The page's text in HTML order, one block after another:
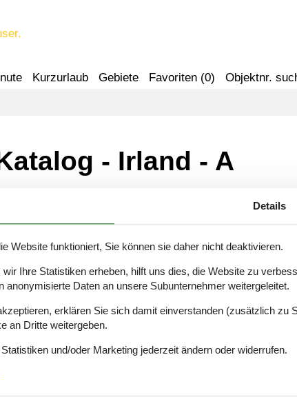
Kurzurlaub Gebiete Favoriten (0) Objektnr.
- Irland - A
Details
Website funktioniert, Sie können sie daher nicht deaktivieren.
Ihre Statistiken erheben, hilft uns dies, die Website zu
Daten an unsere Subunternehmer weitergeleitet.
erklären Sie sich damit einverstanden (zusätzlich zu
an Dritte weitergeben.
und/oder Marketing jederzeit ändern oder widerrufen.